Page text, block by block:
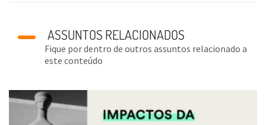
ASSUNTOS RELACIONADOS
Fique por dentro de outros assuntos relacionado a
este conteúdo